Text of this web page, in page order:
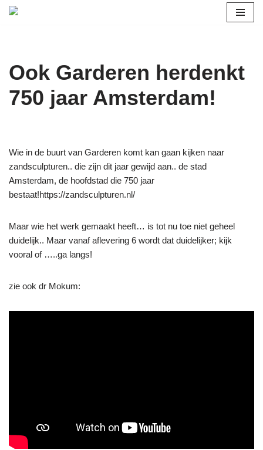
inhoud
Ook Garderen herdenkt
750 jaar Amsterdam!
Wie in de buurt van Garderen komt kan gaan kijken naar
zandsculpturen.. die zijn dit jaar gewijd aan.. de stad
Amsterdam, de hoofdstad die 750 jaar
bestaat!https://zandsculpturen.nl/
Maar wie het werk gemaakt heeft… is tot nu toe niet geheel
duidelijk.. Maar vanaf aflevering 6 wordt dat duidelijker; kijk
vooral of …..ga langs!
zie ook dr Mokum: